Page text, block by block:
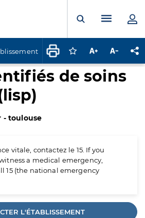
Ouvrir laMenu
Connectez-vous
Augmenter la
de soins
- toulouse
vitale, contactez le 15. If you
a medical emergency,
15 (the national emergency
L'ÉTABLISSEMENT